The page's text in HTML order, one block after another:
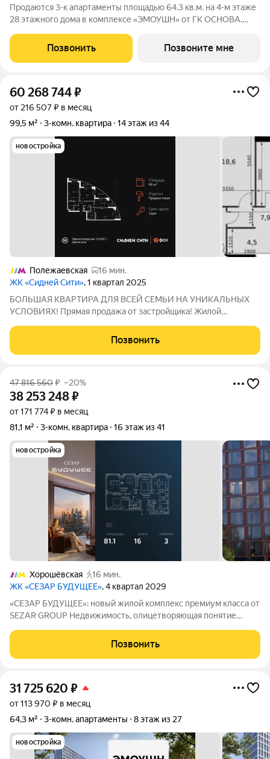
Продаются 3-к апартаменты площадью 64.3 кв.м. на 4-м этаже
28 этажного дома в комплексе «ЭМОУШН» от ГК ОСНОВА.
бизнес-класса в престижном районе Хорошёво-Мнёвники
(СЗАО), новый выразительный акцент
Позвонить Позвоните мне
60 268 744₽
от 216 507 ₽ в месяц
99,5 м²
3-комн. квартира 14 этаж из 44
новостройка
Полежаевская
16 мин.
ЖК «Сидней Сити», 1 квартал 2025
БОЛЬШАЯ КВАРТИРА ДЛЯ ВСЕЙ СЕМЬИ НА УНИКАЛЬНЫХ
УСЛОВИЯХ! Прямая продажа от застройщика! Жилой
общей площадью 99.5 кв.м. на 14-м этаже 44 этажного здания.
Предчистовая отделка. - Мастер-зона с
Позвонить
47 816 560₽ –20%
38 253 248₽
от 171 774 ₽ в месяц
81,1 м²
3-комн. квартира 16 этаж из 41
новостройка
Хорошёвская
16 мин.
ЖК «СЕЗАР БУДУЩЕЕ», 4 квартал 2029
«СЕЗАР БУДУЩЕЕ»: новый жилой комплекс премиум класса от
SEZAR GROUP Недвижимость, олицетворяющая понятие
класса, формирующий новый архитектурный
Позвонить
31 725 620 ₽
от 113 970 ₽ в месяц
64,3 м²
3-комн. апартаменты 8 этаж из 27
новостройка